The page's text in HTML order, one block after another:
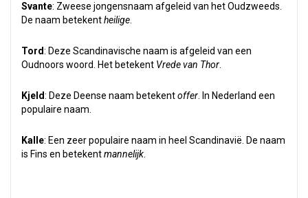
Svante: Zweese jongensnaam afgeleid van het Oudzweeds.
De naam betekentheilige
Tord: Deze Scandinavische naam is afgeleid van een
Oudnoors woord. Het betekent Vrede van Thor
Kjeld: Deze Deense naam betekentoffer . In Nederland een
populaire naam.
Kalle: Een zeer populaire naam in heel Scandinavië. De naam
is Fins en betekentmannelijk